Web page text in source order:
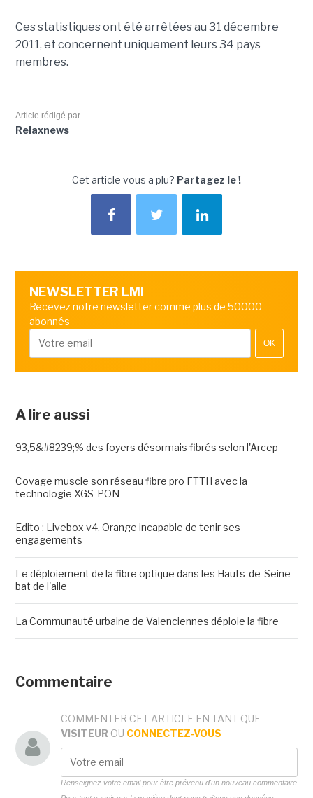
Ces statistiques ont été arrêtées au 31 décembre
2011, et concernent uniquement leurs 34 pays
membres.
Article rédigé par
Relaxnews
Cet article vous a plu? Partagez le !
NEWSLETTER LMI
Recevez notre newsletter comme plus de 50000
abonnés
OK
A lire aussi
93,5&#8239;% des foyers désormais fibrés selon l'Arcep
Covage muscle son réseau fibre pro FTTH avec la
technologie XGS-PON
Edito : Livebox v4, Orange incapable de tenir ses
engagements
Le déploiement de la fibre optique dans les Hauts-de-Seine
bat de l'aile
La Communauté urbaine de Valenciennes déploie la fibre
Commentaire
COMMENTER CET ARTICLE EN TANT QUE
VISITEUR OU CONNECTEZ-VOUS
Renseignez votre email pour être prévenu d'un nouveau commentaire